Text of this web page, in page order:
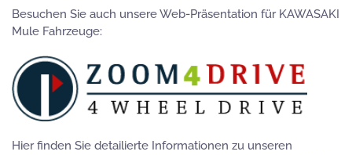
Besuchen Sie auch unsere Web-Präsentation für KAWASAKI
Mule Fahrzeuge:
Hier finden Sie detailierte Informationen zu unseren